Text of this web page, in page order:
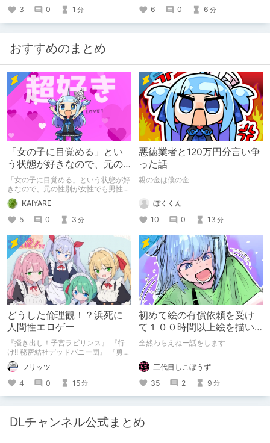
3
0 1 分
6
0 6 分
おすすめのまとめ
「女の子に目覚める」とい
う状態が好きなので、元の
性別が女性でも男性でも問
題ない話
「女の子に目覚める」という状態が好
きなので、元の性別が女性でも男性で
も問題ない話
KAIYARE
5
0 3 分
悪徳業者と120万円分言い争
った話
親の金は僕の金
ぼくくん
10
0 13 分
どうした倫理観！？浜死に
人間性エロゲー
『掻き出し！子宮ラビリンス』 『行
け!! 秘密結社デッドバニー団』 『勇者
ミアとツンツン猫サキュバス ~それで
も勇者はコロせない!~』 『めいどいん
めいど！』 本記事はねくすとテーマ
「人に薦めづらいけど好きな作
品」”ではない”です。 好きだったら人
フリッツ
4
0 15分
初めて絵の有償依頼を受け
て１００時間以上絵を描い
た話
全然わらえねー話をします
三代目しこぼうず
35
2 9 分
DLチャンネル公式まとめ